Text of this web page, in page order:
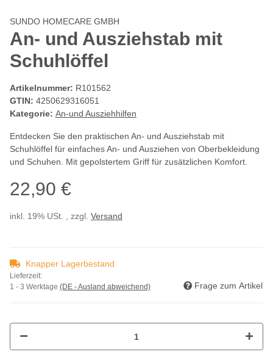
SUNDO HOMECARE GMBH
An- und Ausziehstab mit
Schuhlöffel
Artikelnummer: R101562
GTIN: 4250629316051
Kategorie: An-und Ausziehhilfen
Entdecken Sie den praktischen An- und Ausziehstab mit
Schuhlöffel für einfaches An- und Ausziehen von Oberbekleidung
und Schuhen. Mit gepolstertem Griff für zusätzlichen Komfort.
22,90 €
inkl. 19% USt. , zzgl. Versand
Knapper Lagerbestand
Lieferzeit:
1 - 3 Werktage (DE - Ausland abweichend) Frage zum Artikel